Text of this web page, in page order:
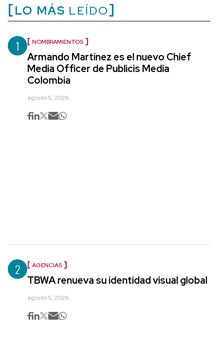
LO MÁS LEÍDO
1 NOMBRAMIENTOS
Armando Martínez es el nuevo Chief
Media Officer de Publicis Media
Colombia
agosto 5, 2026
2 AGENCIAS
TBWA renueva su identidad visual global
agosto 5, 2026